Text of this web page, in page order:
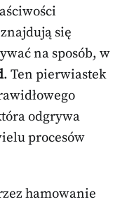
się
na sposób, w
. Ten pierwiastek
odgrywa
procesów
hamowanie